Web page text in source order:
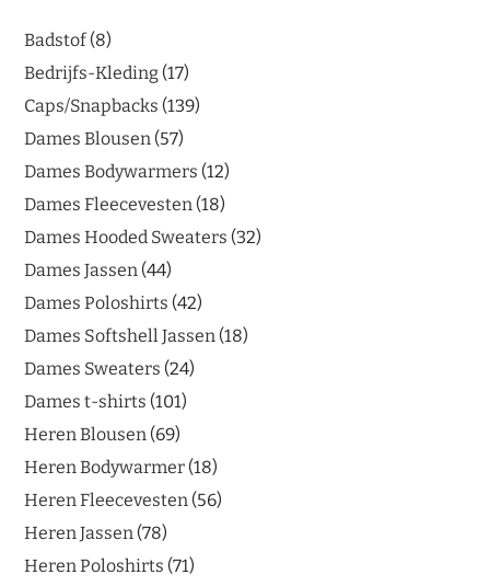
Badstof 8
Bedrijfs-Kleding 17
Caps/Snapbacks 139
Dames Blousen 57
Dames Bodywarmers 12
Dames Fleecevesten 18
Dames Hooded Sweaters 32
Dames Jassen 44
Dames Poloshirts 42
Dames Softshell Jassen 18
Dames Sweaters 24
Dames t-shirts 101
Heren Blousen 69
Heren Bodywarmer 18
Heren Fleecevesten 56
Heren Jassen 78
Heren Poloshirts 71